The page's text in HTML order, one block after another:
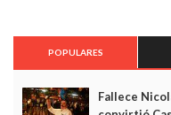
POPULARES
Fallece